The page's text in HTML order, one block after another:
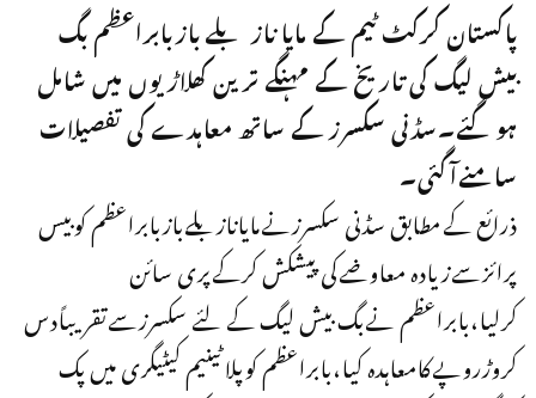
پاکستان کرکٹ ٹیم کے مایا ناز بلے بازبابراعظم بگ
بیش لیگ کی تاریخ کے مہنگے ترین کھلاڑیوں میں شامل
ہوگئے۔سڈنی سکسرز کے ساتھ معاہدے کی تفصیلات
سامنےآگئی۔
ذرائع کےمطابق سڈنی سکسرزنےمایانازبلےبازبابراعظم کوبیس
پرائزسےزیادہ معاوضےکی پیشکش کرکےپری سائن
کرلیا،بابراعظم نےبگ بیش لیگ کے لئے سکسرزسےتقریباًدس
کروڑروپےکامعاہدہ کیا،بابراعظم کوپلاٹینیم کیٹیگری میں پک